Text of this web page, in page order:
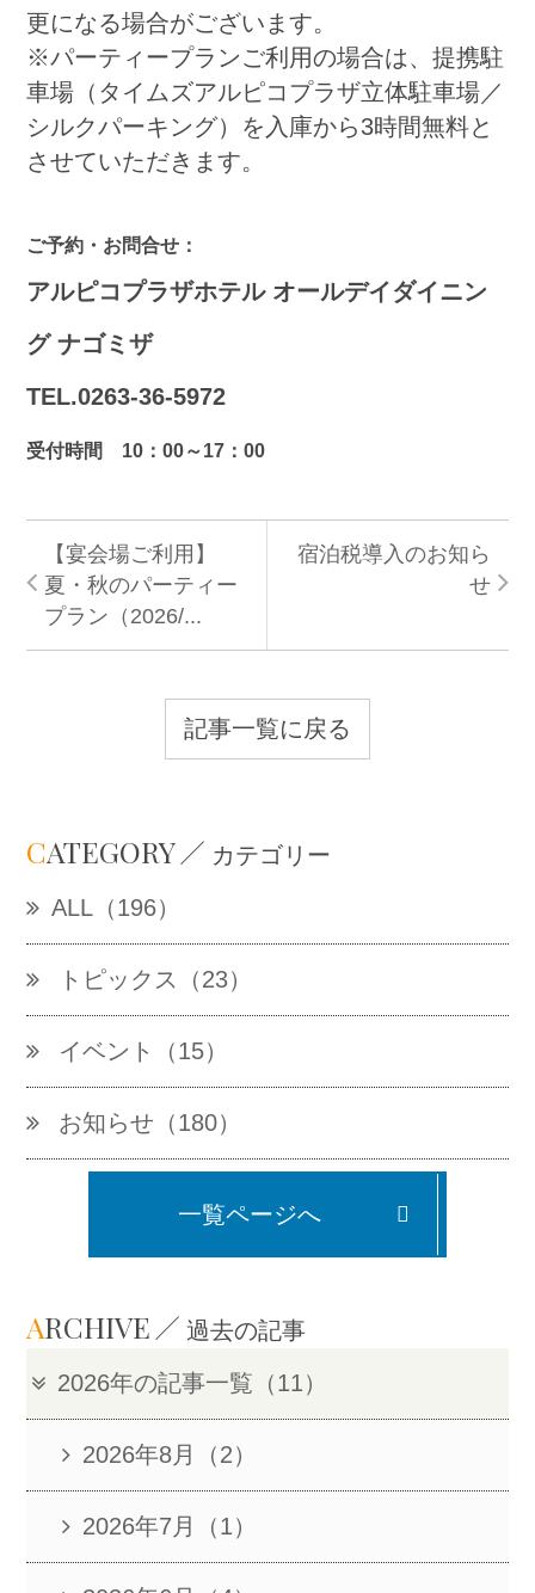
更になる場合がございます。
※パーティープランご利用の場合は、提携駐
車場（タイムズアルピコプラザ立体駐車場／
シルクパーキング）を入庫から3時間無料と
させていただきます。
ご予約・お問合せ：
アルピコプラザホテル オールデイダイニン
グ ナゴミザ
TEL.0263-36-5972
受付時間 10：00～17：00
【宴会場ご利用】
夏・秋のパーティー
プラン（2026/...
宿泊税導入のお知ら
せ
記事一覧に戻る
CATEGORY
カテゴリー
ALL（196）
トピックス（23）
イベント（15）
お知らせ（180）
一覧ページへ
ARCHIVE
過去の記事
2026年の記事一覧（11）
2026年8月（2）
2026年7月（1）